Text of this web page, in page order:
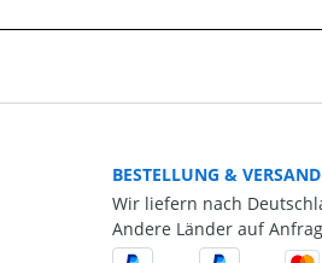
BESTELLUNG & VERSAND
Wir liefern nach
Andere Länder auf